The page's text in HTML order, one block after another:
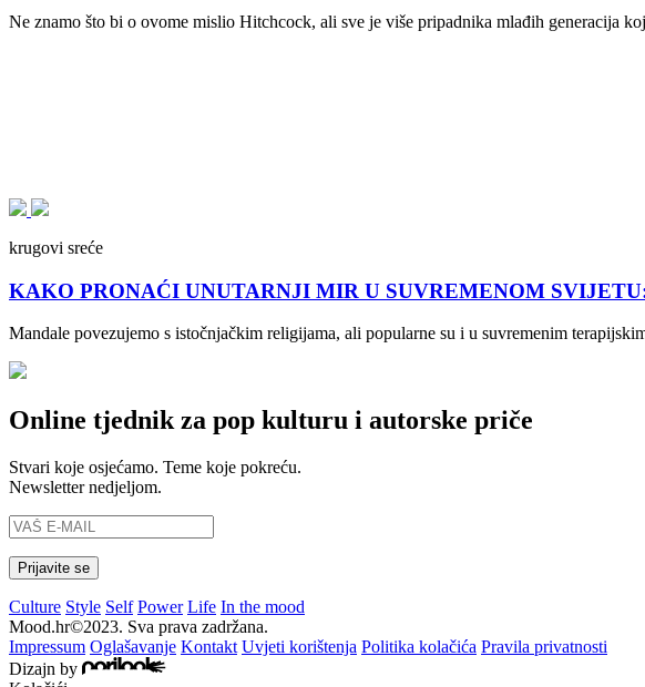
Ne znamo što bi o ovome mislio Hitchcock, ali sve je više pripadnika mlađih generacija
krugovi sreće
KAKO PRONAĆI UNUTARNJI MIR U SUVREMENOM SVIJETU:
Mandale povezujemo s istočnjačkim religijama, ali popularne su i u suvremenim
Online tjednik za pop kulturu i autorske priče
Stvari koje osjećamo. Teme koje pokreću.
Newsletter nedjeljom.
Culture Style Self Power Life In the mood
Mood.hr©2023. Sva prava zadržana.
Impressum Oglašavanje Kontakt Uvjeti korištenja Politika kolačića Pravila privatnosti
Dizajn by